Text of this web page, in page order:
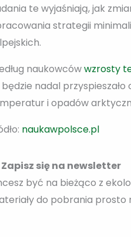
te wyjaśniają, jak
strategii
naukowcówwzrosty
nadal
i opadów
naukawpolsce.pl
Zapisz się na newsletter
być na bieżąco z
do pobrania prosto